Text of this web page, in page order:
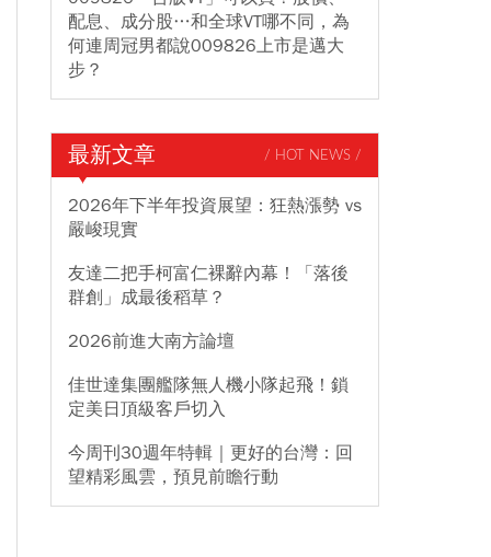
配息、成分股…和全球VT哪不同，為
何連周冠男都說009826上市是邁大
步？
最新文章 / HOT NEWS /
2026年下半年投資展望：狂熱漲勢 vs
嚴峻現實
友達二把手柯富仁裸辭內幕！「落後
群創」成最後稻草？
2026前進大南方論壇
佳世達集團艦隊無人機小隊起飛！鎖
定美日頂級客戶切入
今周刊30週年特輯｜更好的台灣：回
望精彩風雲，預見前瞻行動